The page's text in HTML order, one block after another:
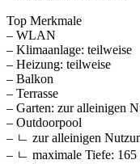
Top Merkmale
– WLAN
– Klimaanlage: teilweise
– Heizung: teilweise
– Balkon
– Terrasse
– Garten: zur alleinigen
– Outdoorpool
– ㄴ zur alleinigen
– ㄴ maximale Tiefe: 165